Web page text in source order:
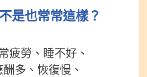
是也常常這樣？
疲勞、睡不好、
酬多、恢復慢、